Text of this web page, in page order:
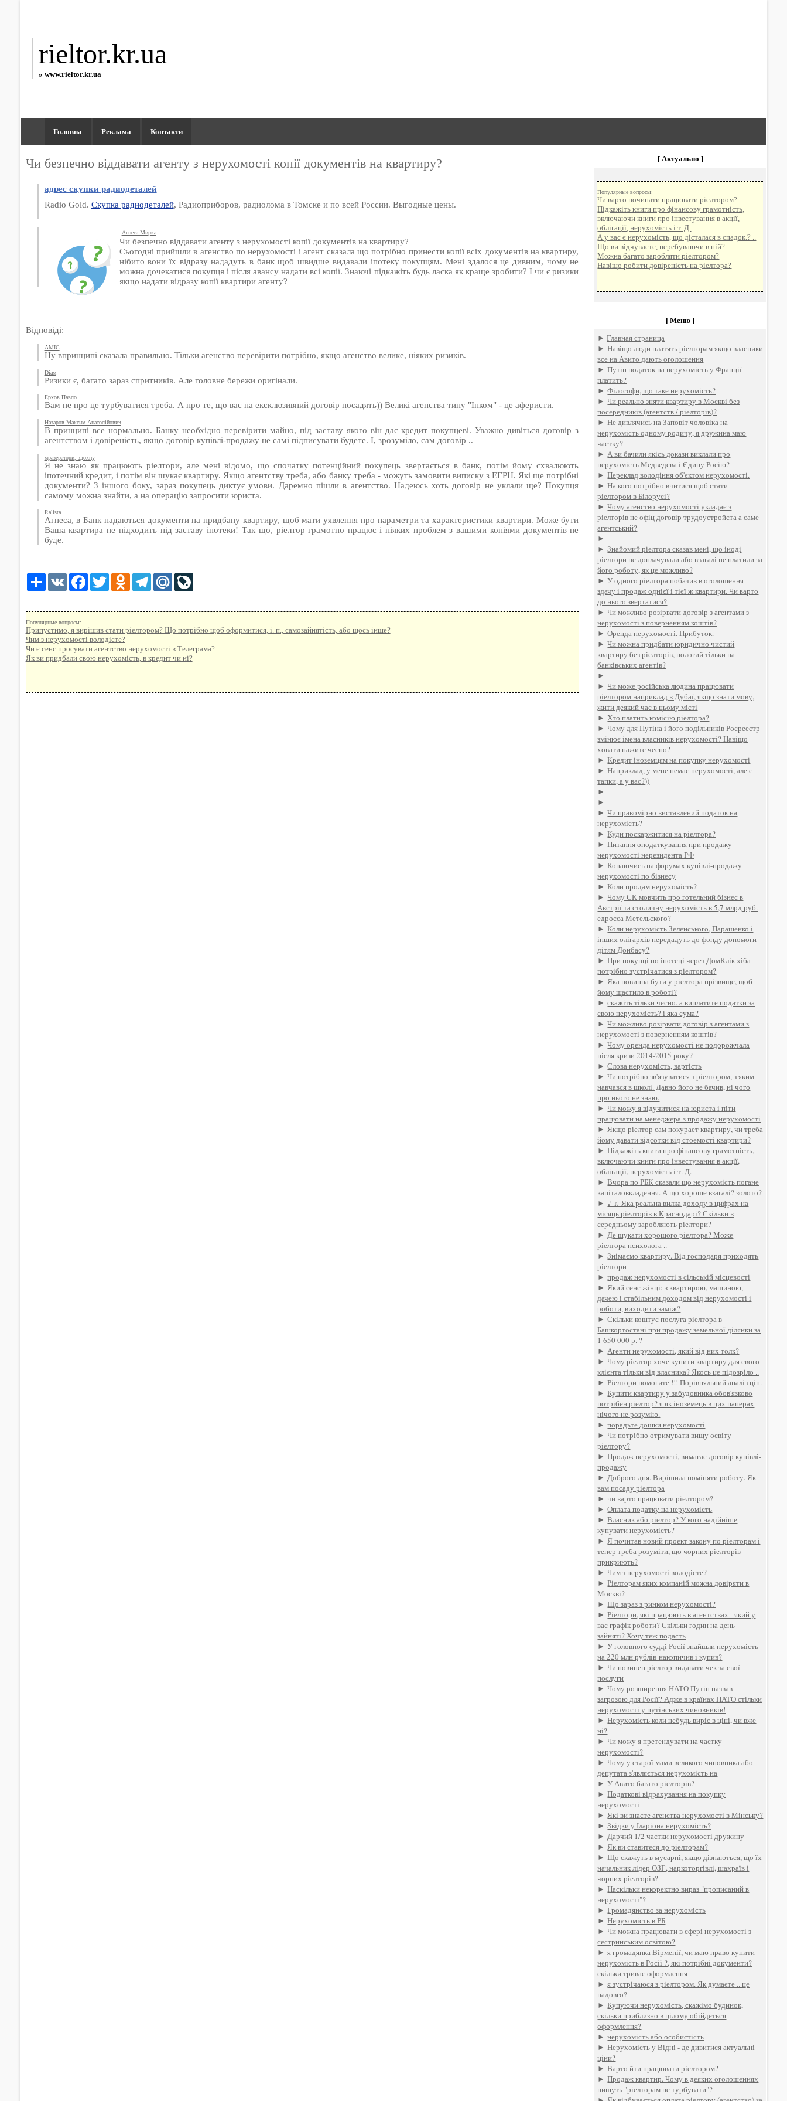
rieltor.kr.ua
» www.rieltor.kr.ua
Головна Реклама Контакти
Чи безпечно віддавати агенту з нерухомості копії документів на квартиру?
адрес скупки радиодеталей
Radio Gold. Скупка радиодеталей, Радиоприборов, радиолома в Томске и по всей России. Выгодные цены.
Агнеса Мирка
Чи безпечно віддавати агенту з нерухомості копії документів на квартиру?
Сьогодні прийшли в агенство по нерухомості і агент сказала що потрібно принести копії всіх документів на квартиру,
нібито вони їх відразу нададуть в банк щоб швидше видавали іпотеку покупцям. Мені здалося це дивним, чому не
можна дочекатися покупця і після авансу надати всі копії. Знаючі підкажіть будь ласка як краще зробити? І чи є ризики
якщо надати відразу копії квартири агенту?
Відповіді:
AMIC
Ну впринципі сказала правильно. Тільки агенство перевірити потрібно, якщо агенство велике, ніяких ризиків.
Diам
Ризики є, багато зараз спритників. Але головне бережи оригінали.
Ерхов Павло
Вам не про це турбуватися треба. А про те, що вас на ексклюзивний договір посадять)) Великі агенства типу "Інком" - це аферисти.
Назаров Максим Анатолійович
В принципі все нормально. Банку необхідно перевірити майно, під заставу якого він дає кредит покупцеві. Уважно дивіться договір з
агентством і довіреність, якщо договір купівлі-продажу не самі підписувати будете. І, зрозуміло, сам договір ..
мразератори, здохну
Я не знаю як працюють ріелтори, але мені відомо, що спочатку потенційний покупець звертається в банк, потім йому схвалюють
іпотечний кредит, і потім він шукає квартиру. Якщо агентству треба, або банку треба - можуть замовити виписку з ЕГРН. Які ще потрібні
документи? З іншого боку, зараз покупець диктує умови. Даремно пішли в агентство. Надеюсь хоть договір не уклали ще? Покупця
самому можна знайти, а на операцію запросити юриста.
Ralista
Агнеса, в Банк надаються документи на придбану квартиру, щоб мати уявлення про параметри та характеристики квартири. Може бути
Ваша квартира не підходить під заставу іпотеки! Так що, ріелтор грамотно працює і ніяких проблем з вашими копіями документів не
буде.
Share VK Facebook
TwitterOdnoklassniki
TelegramMail.RuLiveJournal
Популярные вопросы:
Припустимо, я вирішив стати ріелтором? Що потрібно щоб оформитися, і. п., самозайнятість, або щось інше?
Чим з нерухомості володієте?
Чи є сенс просувати агентство нерухомості в Телеграма?
Як ви придбали свою нерухомість, в кредит чи ні?
[ Актуально ]
Популярные вопросы:
Чи варто починати працювати ріелтором?
Підкажіть книги про фінансову грамотність,
включаючи книги про інвестування в акції,
облігації, нерухомість і т. Д.
А у вас є нерухомість, що дісталася в спадок.? ..
Що ви відчуваєте, перебуваючи в ній?
Можна багато заробляти ріелтором?
Навіщо робити довіреність на ріелтора?
[ Меню ]
►Главная страница
►Навіщо люди платять ріелторам якщо власники
все на Авито дають оголошення
►Путін податок на нерухомість у Франції
платить?
►Філософи, що таке нерухомість?
►Чи реально зняти квартиру в Москві без
посередників (агентств / ріелторів)?
►Не дивлячись на Заповіт чоловіка на
нерухомість одному родичу, я дружина маю
частку?
►А ви бачили якісь докази виклали про
нерухомість Медведєва і Єдину Росію?
►Переклад володіння об'єктом нерухомості.
►На кого потрібно вчитися щоб стати
ріелтором в Білорусі?
►Чому агенство нерухомості укладає з
ріелторів не офіц договір трудоустройста а саме
агентський?
►
►Знайомий ріелтора сказав мені, що іноді
ріелтори не доплачували або взагалі не платили за
його роботу, як це можливо?
►У одного ріелтора побачив в оголошення
здачу і продаж однієї і тієї ж квартири. Чи варто
до нього звертатися?
►Чи можливо розірвати договір з агентами з
нерухомості з поверненням коштів?
►Оренда нерухомості. Прибуток.
►Чи можна придбати юридично чистий
квартиру без ріелторів, пологий тільки на
банківських агентів?
►
►Чи може російська людина працювати
ріелтором наприклад в Дубаї, якщо знати мову,
жити деякий час в цьому місті
►Хто платить комісію ріелтора?
►Чому для Путіна і його подільників Росреестр
змінює імена власників нерухомості? Навіщо
ховати нажите чесно?
►Кредит іноземцям на покупку нерухомості
►Наприклад, у мене немає нерухомості, але є
тапки, а у вас?))
►
►
►Чи правомірно виставлений податок на
нерухомість?
►Куди поскаржитися на ріелтора?
►Питання оподаткування при продажу
нерухомості нерезидента РФ
►Копаючись на форумах купівлі-продажу
нерухомості по бізнесу
►Коли продам нерухомість?
►Чому СК мовчить про готельний бізнес в
Австрії та столичну нерухомість в 5,7 млрд руб.
едросса Метельского?
►Коли нерухомість Зеленського, Парашенко і
інших олігархів передадуть до фонду допомоги
дітям Донбасу?
►При покупці по іпотеці через ДомКлік хіба
потрібно зустрічатися з ріелтором?
►Яка повинна бути у ріелтора прізвище, щоб
йому щастило в роботі?
►скажіть тільки чесно. а виплатите податки за
свою нерухомість? і яка сума?
►Чи можливо розірвати договір з агентами з
нерухомості з поверненням коштів?
►Чому оренда нерухомості не подорожчала
після кризи 2014-2015 року?
►Слова нерухомість, вартість
►Чи потрібно зв'язуватися з ріелтором, з яким
навчався в школі. Давно його не бачив, ні чого
про нього не знаю.
►Чи можу я відучитися на юриста і піти
працювати на менеджера з продажу нерухомості
►Якщо ріелтор сам покурает квартиру, чи треба
йому давати відсотки від стоемості квартири?
►Підкажіть книги про фінансову грамотність,
включаючи книги про інвестування в акції,
облігації, нерухомість і т. Д.
►Вчора по РБК сказали що нерухомість погане
капіталовкладення. А що хороше взагалі? золото?
► ♪ ♫ Яка реальна вилка доходу в цифрах на
місяць ріелторів в Краснодарі? Скільки в
середньому заробляють ріелтори?
►Де шукати хорошого ріелтора? Може
ріелтора психолога ..
►Знімаємо квартиру. Від господаря приходять
ріелтори
►продаж нерухомості в сільській місцевості
►Який сенс жінці: з квартирою, машиною,
дачею і стабільним доходом від нерухомості і
роботи, виходити заміж?
►Скільки коштує послуга ріелтора в
Башкортостані при продажу земельної ділянки за
1 650 000 р. ?
►Агенти нерухомості, який від них толк?
►Чому ріелтор хоче купити квартиру для свого
клієнта тільки від власника? Якось це підозріло ..
►Ріелтори помогите !!! Порівняльний аналіз цін.
►Купити квартиру у забудовника обов'язково
потрібен ріелтор? я як іноземець в цих паперах
нічого не розумію.
►порадьте дошки нерухомості
►Чи потрібно отримувати вищу освіту
ріелтору?
►Продаж нерухомості, вимагає договір купівлі-
продажу
►Доброго дня. Вирішила поміняти роботу. Як
вам посаду ріелтора
►чи варто працювати ріелтором?
►Оплата податку на нерухомість
►Власник або ріелтор? У кого надійніше
купувати нерухомість?
►Я почитав новий проект закону по ріелторам і
тепер треба розуміти, що чорних ріелторів
прикриють?
►Чим з нерухомості володієте?
►Ріелторам яких компаній можна довіряти в
Москві?
►Що зараз з ринком нерухомості?
►Ріелтори, які працюють в агентствах - який у
вас графік роботи? Скільки годин на день
зайняті? Хочу теж подасть
►У головного судді Росії знайшли нерухомість
на 220 млн рублів-накопичив і купив?
►Чи повинен ріелтор видавати чек за свої
послуги
►Чому розширення НАТО Путін назвав
загрозою для Росії? Адже в країнах НАТО стільки
нерухомості у путінських чиновників!
►Нерухомість коли небудь виріс в ціні, чи вже
ні?
►Чи можу я претендувати на частку
нерухомості?
►Чому у старої мами великого чиновника або
депутата з'являється нерухомість на
►У Авито багато ріелторів?
►Податкові відрахування на покупку
нерухомості
►Які ви знаєте агенства нерухомості в Мінську?
►Звідки у Іларіона нерухомість?
►Дарчий 1/2 частки нерухомості дружину
►Як ви ставитеся до ріелторам?
►Що скажуть в мусарні, якщо дізнаються, що їх
начальник лідер ОЗГ, наркоторгівлі, шахраїв і
чорних ріелторів?
►Наскільки некоректно вираз "прописаний в
нерухомості"?
►Громадянство за нерухомість
►Нерухомість в РБ
►Чи можна працювати в сфері нерухомості з
сестринським освітою?
►я громадянка Вірменії, чи маю право купити
нерухомість в Росії ?, які потрібні документи?
скільки триває оформлення
►я зустрічаюся з ріелтором. Як думаєте .. це
надовго?
►Купуючи нерухомість, скажімо будинок,
скільки приблизно в цілому обійдеться
оформлення?
►нерухомість або особистість
►Нерухомість у Відні - де дивитися актуальні
ціни?
►Варто йти працювати ріелтором?
►Продаж квартир. Чому в деяких оголошеннях
пишуть "ріелторам не турбувати"?